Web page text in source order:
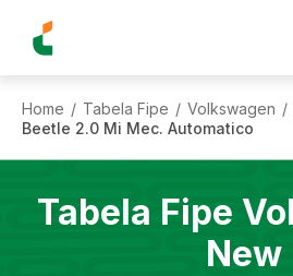
Home / Tabela Fipe / Volkswagen /
Beetle 2.0 Mi Mec. Automatico
Tabela Fipe
New